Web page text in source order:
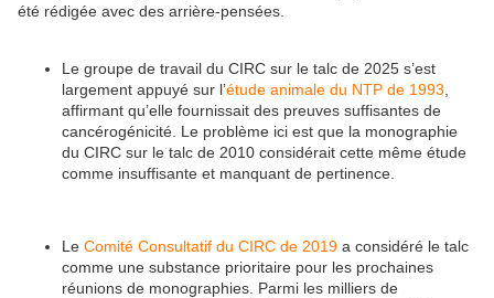
été rédigée avec des arrière-pensées.
Le groupe de travail du CIRC sur le talc de 2025 s’est
largement appuyé sur l’étude animale du NTP de 1993
affirmant qu’elle fournissait des preuves suffisantes de
cancérogénicité. Le problème ici est que la monographie
du CIRC sur le talc de 2010 considérait cette même étude
comme insuffisante et manquant de pertinence.
Le Comité Consultatif du CIRC de 2019 a considéré le talc
comme une substance prioritaire pour les prochaines
réunions de monographies. Parmi les milliers de